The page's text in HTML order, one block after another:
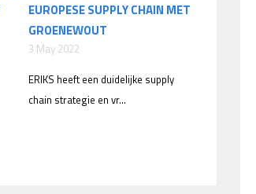
EUROPESE SUPPLY CHAIN MET
GROENEWOUT
3 May 2022
ERIKS heeft een duidelijke supply
chain strategie en vr...